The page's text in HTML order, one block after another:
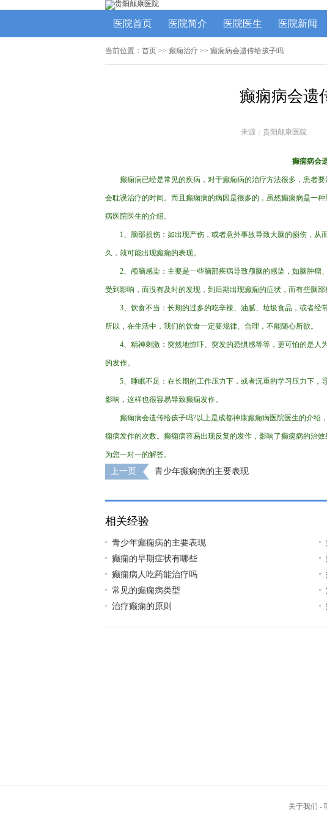
医院首页 医院简介 医院医生 医院新闻
当前位置： 首页 >> 癫痫治疗 >> 癫痫病会遗传给孩子吗
癫痫病会遗
来源：贵阳颠康医院
癫痫病会
癫痫病已经是常见的疾病，对于癫痫病的治疗方法很多，患者
会耽误治疗的时间。而且癫痫病的病因是很多的，虽然癫痫病是一
病医院医生的介绍。
1、脑部损伤：如出现产伤，或者意外事故导致大脑的损伤，
久，就可能出现癫痫的表现。
2、颅脑感染：主要是一些脑部疾病导致颅脑的感染，如脑肿
受到影响，而没有及时的发现，到后期出现癫痫的症状，而有些脑
3、饮食不当：长期的过多的吃辛辣、油腻、垃圾食品，或者经
所以，在生活中，我们的饮食一定要规律、合理，不能随心所欲。
4、精神刺激：突然地惊吓、突发的恐惧感等等，更可怕的是
的发作。
5、睡眠不足：在长期的工作压力下，或者沉重的学习压力下，
影响，这样也很容易导致癫痫发作。
癫痫病会遗传给孩子吗?以上是成都神康癫痫病医院医生的介
痫病发作的次数。癫痫病容易出现反复的发作，影响了癫痫病的治
为您一对一的解答。
上一页 青少年癫痫病的主要表现
相关经验
青少年癫痫病的主要表现
癫痫的早期症状有哪些
癫痫病人吃药能治疗吗
常见的癫痫病类型
治疗癫痫的原则
关于我们 -